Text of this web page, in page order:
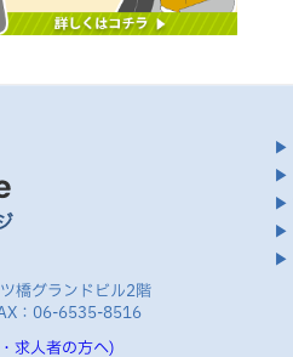
橋グランドビル2階
：06-6535-8516
求人者の方へ)
▶
▶
▶
▶
▶